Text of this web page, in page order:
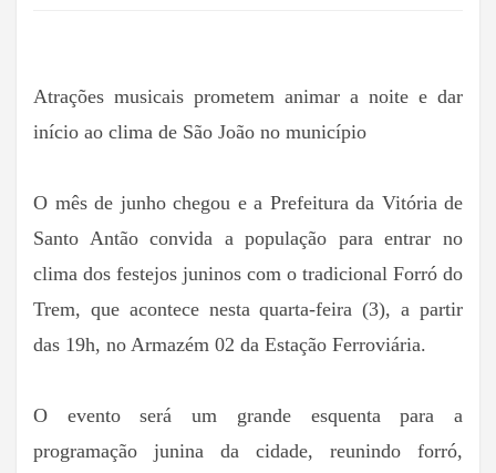
Atrações musicais prometem animar a noite e dar
início ao clima de São João no município
O mês de junho chegou e a Prefeitura da Vitória de
Santo Antão convida a população para entrar no
clima dos festejos juninos com o tradicional Forró do
Trem, que acontece nesta quarta-feira (3), a partir
das 19h, no Armazém 02 da Estação Ferroviária.
O evento será um grande esquenta para a
programação junina da cidade, reunindo forró,